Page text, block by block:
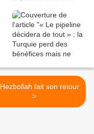
fait son retour
>